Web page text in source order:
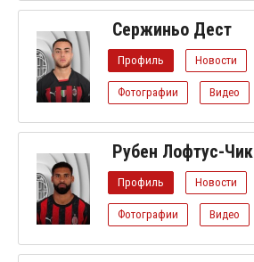
Сержиньо Дест
Профиль Новости
Фотографии Видео
Рубен Лофтус-Чик
Профиль Новости
Фотографии Видео